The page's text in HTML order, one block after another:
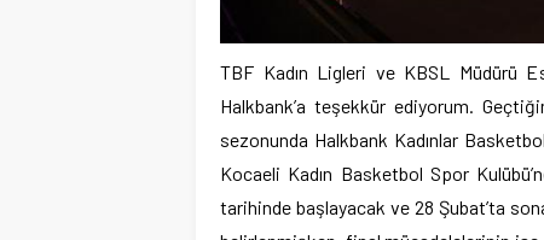
TBF Kadın Ligleri ve KBSL Müdürü
Halkbank’a teşekkür ediyorum.
sezonunda Halkbank Kadınlar
Kocaeli Kadın Basketbol Spor
tarihinde başlayacak ve 28 Şubat’ta